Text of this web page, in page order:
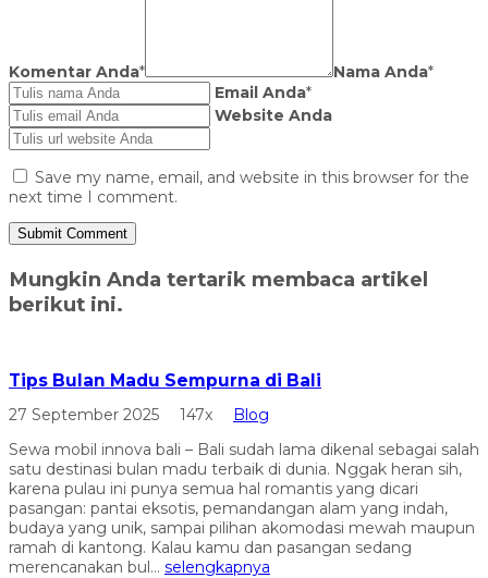
Komentar Anda* Nama Anda*
Email Anda*
Website Anda
Save my name, email, and website in this browser for the
next time I comment.
Mungkin Anda tertarik membaca artikel
berikut ini.
Tips Bulan Madu Sempurna di Bali
27 September 2025 147x
Blog
Sewa mobil innova bali – Bali sudah lama dikenal sebagai salah
satu destinasi bulan madu terbaik di dunia. Nggak heran sih,
karena pulau ini punya semua hal romantis yang dicari
pasangan: pantai eksotis, pemandangan alam yang indah,
budaya yang unik, sampai pilihan akomodasi mewah maupun
ramah di kantong. Kalau kamu dan pasangan sedang
merencanakan bul... selengkapnya